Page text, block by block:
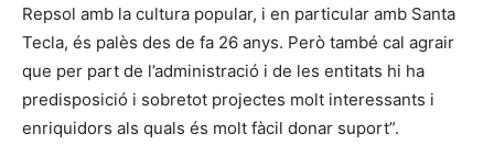
Repsol amb la cultura popular, i en particular amb Santa
Tecla, és palès des de fa 26 anys. Però també cal agrair
que per part de l’administració i de les entitats hi ha
predisposició i sobretot projectes molt interessants i
enriquidors als quals és molt fàcil donar suport”.